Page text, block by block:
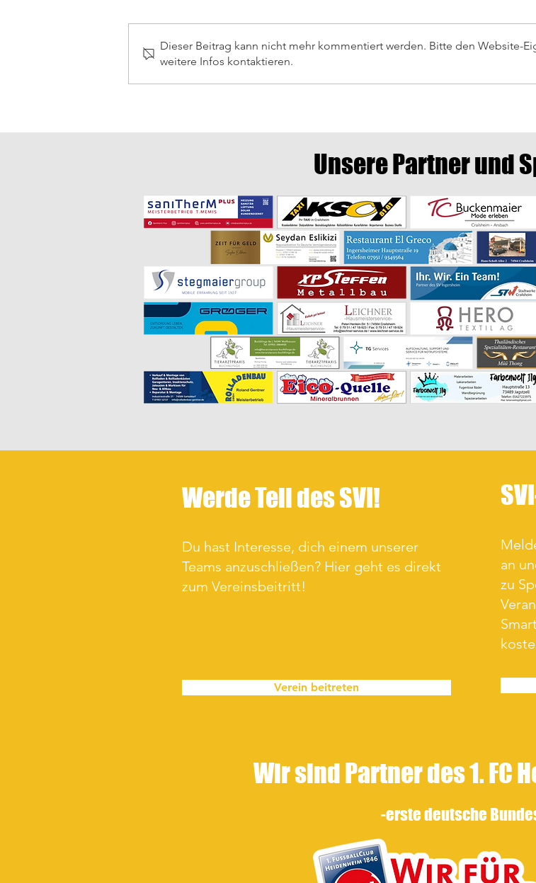
Letzte Saisonspiele in
Letztes Heimspiel gegen
Dieser Beitrag kann nicht mehr kommentiert werden. Bitte den Website-
weitere Infos kontaktieren.
Unsere Partner und
Werde Teil des SVI!
Du hast Interesse, dich einem unserer
Teams anzuschließen? Hier geht es direkt
zum Vereinsbeitritt!
an
zu
Verein beitreten
Wir sind Partner des 1. FC
-erstedeutsche